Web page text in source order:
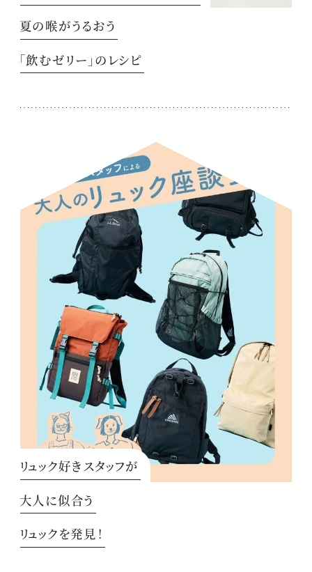
夏の喉がうるおう
「飲むゼリー」のレシピ
リュック好きスタッフが
大人に似合う
リュックを発見！